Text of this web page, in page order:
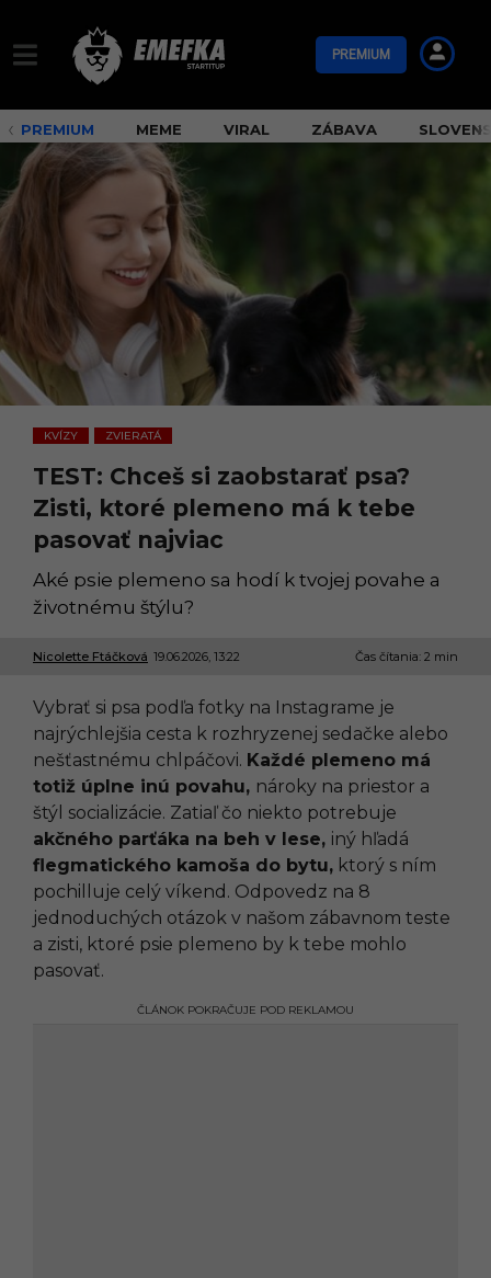
PREMIUM
PREMIUM MEME VIRAL ZÁBAVA
KVÍZY
,
ZVIERATÁ
TEST: Chceš si zaobstarať psa?
Zisti, ktoré plemeno má k tebe
pasovať najviac
Aké psie plemeno sa hodí k tvojej povahe a
životnému štýlu?
Nicolette Ftáčková 19.06.2026, 13:22
1
0
6
.
2
0
2
6
,
1
5
:
4
7
Čas čítania: 2 min
Vybrať si psa podľa fotky na Instagrame je
najrýchlejšia cesta k rozhryzenej sedačke alebo
nešťastnému chlpáčovi. Každé plemeno má
totiž úplne inú povahu, nároky na priestor a
štýl socializácie. Zatiaľ čo niekto potrebuje
akčného parťáka na beh v lese, iný hľadá
flegmatického kamoša do bytu, ktorý s ním
pochilluje celý víkend. Odpovedz na 8
jednoduchých otázok v našom zábavnom teste
a zisti, ktoré psie plemeno by k tebe mohlo
pasovať.
ČLÁNOK POKRAČUJE POD REKLAMOU